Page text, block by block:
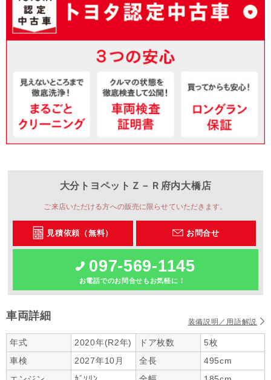
大分トヨペット Ｚ－Ｒ府内大橋店
ご来店いただける方への販売に限らせていただきます。
見積依頼（無料） お問合せ
097-569-1145
お電話でのお問合せもお気軽に！
車両詳細 装備説明／用語解説
年式 2020年(R2年) ドア枚数
5枚
車検
2027年10月 全長
495cm